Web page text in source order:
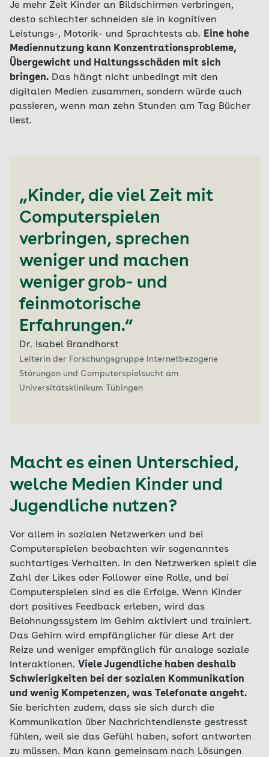
Je mehr Zeit Kinder an Bildschirmen verbringen,
desto schlechter schneiden sie in kognitiven
Leistungs-, Motorik- und Sprachtests ab. Eine hohe
Mediennutzung kann Konzentrationsprobleme,
Übergewicht und Haltungsschäden mit sich
bringen. Das hängt nicht unbedingt mit den
digitalen Medien zusammen, sondern würde auch
passieren, wenn man zehn Stunden am Tag Bücher
liest.
„Kinder, die viel Zeit mit
Computerspielen
verbringen, sprechen
weniger und machen
weniger grob- und
feinmotorische
Erfahrungen.“
Dr. Isabel Brandhorst
Leiterin der Forschungsgruppe Internetbezogene
Störungen und Computerspielsucht am
Universitätsklinikum Tübingen
Macht es einen Unterschied,
welche Medien Kinder und
Jugendliche nutzen?
Vor allem in sozialen Netzwerken und bei
Computerspielen beobachten wir sogenanntes
suchtartiges Verhalten. In den Netzwerken spielt die
Zahl der Likes oder Follower eine Rolle, und bei
Computerspielen sind es die Erfolge. Wenn Kinder
dort positives Feedback erleben, wird das
Belohnungssystem im Gehirn aktiviert und trainiert.
Das Gehirn wird empfänglicher für diese Art der
Reize und weniger empfänglich für analoge soziale
Interaktionen. Viele Jugendliche haben deshalb
Schwierigkeiten bei der sozialen Kommunikation
und wenig Kompetenzen, was Telefonate angeht.
Sie berichten zudem, dass sie sich durch die
Kommunikation über Nachrichtendienste gestresst
fühlen, weil sie das Gefühl haben, sofort antworten
zu müssen. Man kann gemeinsam nach Lösungen